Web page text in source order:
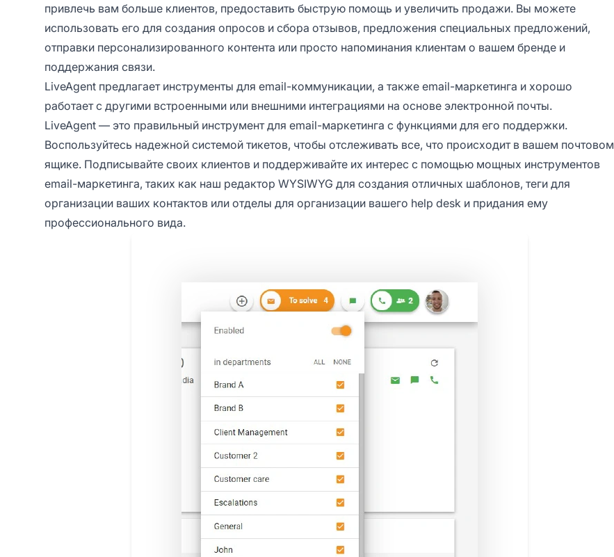
привлечь вам больше клиентов, предоставить быструю помощь и увеличить продажи. Вы можете
использовать его для создания опросов и сбора отзывов, предложения специальных предложений,
отправки персонализированного контента или просто напоминания клиентам о вашем бренде и
поддержания связи.
LiveAgent предлагает инструменты для email-коммуникации, а также email-маркетинга и хорошо
работает с другими встроенными или внешними интеграциями на основе электронной почты.
LiveAgent — это правильный инструмент для email-маркетинга с функциями для его поддержки.
Воспользуйтесь надежной системой тикетов, чтобы отслеживать все, что происходит в вашем почтовом
ящике. Подписывайте своих клиентов и поддерживайте их интерес с помощью мощных инструментов
email-маркетинга, таких как наш редактор WYSIWYG для создания отличных шаблонов, теги для
организации ваших контактов или отделы для организации вашего help desk и придания ему
профессионального вида.